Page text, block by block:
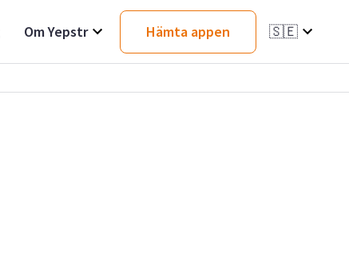
Om Yepstr Hämta appen 🇸🇪